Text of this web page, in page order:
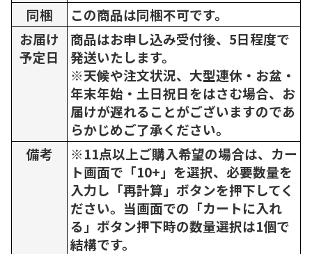
同梱
この商品は同梱不可です。
お届け
予定日
商品はお申し込み受付後、5日程度で
発送いたします。
※天候や注文状況、大型連休・お盆・
年末年始・土日祝日をはさむ場合、お
届けが遅れることがございますのであ
らかじめご了承ください。
備考
※11点以上ご購入希望の場合は、カー
ト画面で「10+」を選択、必要数量を
入力し「再計算」ボタンを押下してく
ださい。当画面での「カートに入れ
る」ボタン押下時の数量選択は1個で
結構です。